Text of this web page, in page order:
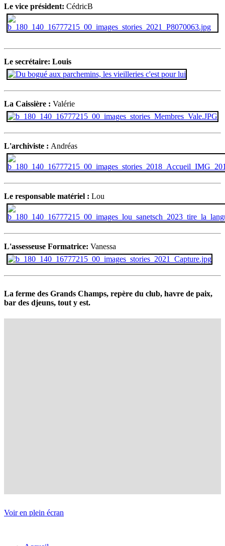
Le vice président: CédricB
Le secrétaire: Louis
La Caissière : Valérie
L'archiviste : Andréas
Le responsable matériel : Lou
L'assesseuse Formatrice: Vanessa
La ferme des Grands Champs, repère du club, havre de paix,
bar des djeuns, tout y est.
Voir en plein écran